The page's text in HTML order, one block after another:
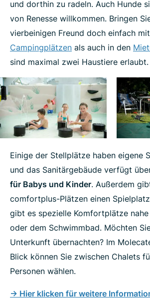
und dorthin zu radeln. Auch Hunde
von Renesse willkommen. Bringen
vierbeinigen Freund doch einfach
Campingplätzen als auch in den
sind maximal zwei Haustiere erlaubt.
Einige der Stellplätze haben eigene
und das Sanitärgebäude verfügt
für Babys und Kinder. Außerdem
comfortplus-Plätzen einen
gibt es spezielle Komfortplätze
oder dem Schwimmbad. Möchten
Unterkunft übernachten? Im
Blick können Sie zwischen Chalets
Personen wählen.
-> Hier klicken für weitere